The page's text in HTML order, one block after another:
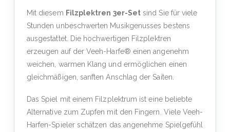
Mit diesem Filzplektren 3er-Set sind Sie für viele
Stunden unbeschwerten Musikgenusses bestens
ausgestattet. Die hochwertigen Filzplektren
erzeugen auf der Veeh-Harfe® einen angenehm
weichen, warmen Klang und ermöglichen einen
gleichmäßigen, sanften Anschlag der Saiten.
Das Spiel mit einem Filzplektrum ist eine beliebte
Alternative zum Zupfen mit den Fingern. Viele Veeh-
Harfen-Spieler schätzen das angenehme Spielgefühl